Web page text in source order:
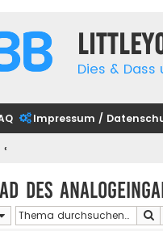
Dies & Dass
Impressum /
des